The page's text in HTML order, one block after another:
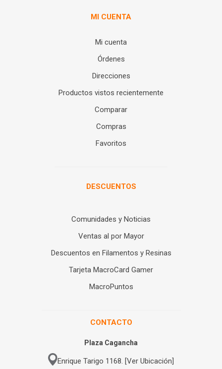
MI CUENTA
Mi cuenta
Órdenes
Direcciones
Productos vistos recientemente
Comparar
Compras
Favoritos
DESCUENTOS
Comunidades y Noticias
Ventas al por Mayor
Descuentos en Filamentos y Resinas
Tarjeta MacroCard Gamer
MacroPuntos
CONTACTO
Plaza Cagancha
Enrique Tarigo 1168. [Ver Ubicación]